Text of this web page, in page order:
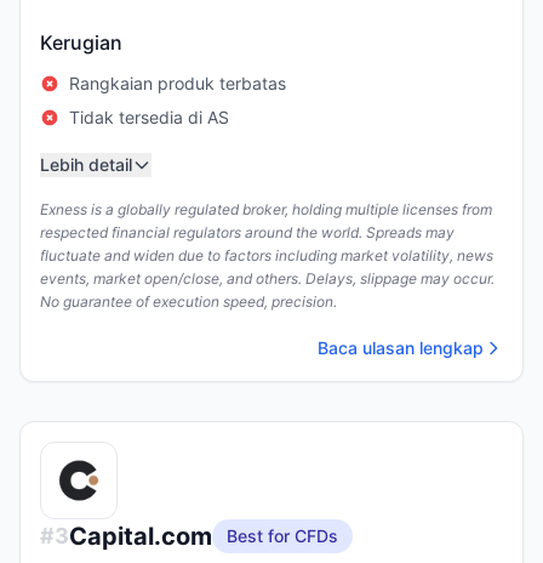
Kerugian
Rangkaian produk terbatas
Tidak tersedia di AS
Lebih detail
Exness is a globally regulated broker, holding multiple licenses from
respected financial regulators around the world. Spreads may
fluctuate and widen due to factors including market volatility, news
events, market open/close, and others. Delays, slippage may occur.
No guarantee of execution speed, precision.
Baca ulasan lengkap
#3Capital.com
Best for CFDs